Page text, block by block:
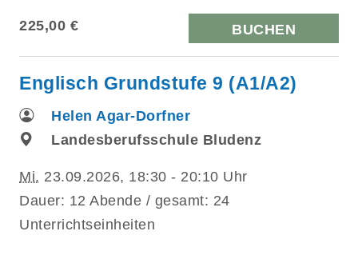
225,00 € BUCHEN
Englisch Grundstufe 9 (A1/A2)
Helen Agar-Dorfner
Landesberufsschule Bludenz
Mi. 23.09.2026, 18:30 - 20:10 Uhr
Dauer: 12 Abende / gesamt: 24
Unterrichtseinheiten